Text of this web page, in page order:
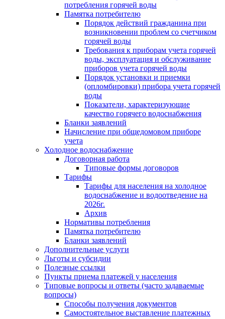
потребления горячей воды
Памятка потребителю
Порядок действий гражданина при
возникновении проблем со счетчиком
горячей воды
Требования к приборам учета горячей
воды, эксплуатация и обслуживание
приборов учета горячей воды
Порядок установки и приемки
(опломбировки) прибора учета горячей
воды
Показатели, характеризующие
качество горячего водоснабжения
Бланки заявлений
Начисление при общедомовом приборе
учета
Холодное водоснабжение
Договорная работа
Типовые формы договоров
Тарифы
Тарифы для населения на холодное
водоснабжение и водоотведение на
2026г.
Архив
Нормативы потребления
Памятка потребителю
Бланки заявлений
Дополнительные услуги
Льготы и субсидии
Полезные ссылки
Пункты приема платежей у населения
Типовые вопросы и ответы (часто задаваемые
вопросы)
Способы получения документов
Самостоятельное выставление платежных